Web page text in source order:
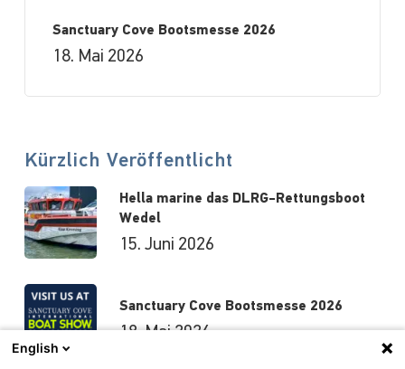
Sanctuary Cove Bootsmesse 2026
18. Mai 2026
Kürzlich Veröffentlicht
Hella marine das DLRG-Rettungsboot
Wedel
15. Juni 2026
Sanctuary Cove Bootsmesse 2026
18. Mai 2026
English